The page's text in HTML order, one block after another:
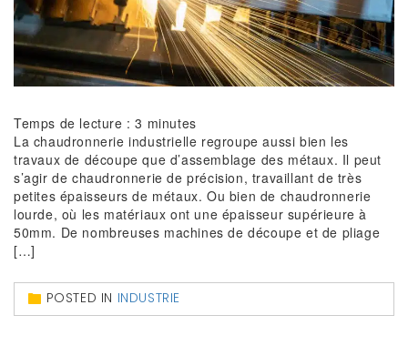
Temps de lecture :3 minutes
La chaudronnerie industrielle regroupe aussi bien les
travaux de découpe que d’assemblage des métaux. Il peut
s’agir de chaudronnerie de précision, travaillant de très
petites épaisseurs de métaux. Ou bien de chaudronnerie
lourde, où les matériaux ont une épaisseur supérieure à
50mm. De nombreuses machines de découpe et de pliage
[…]
POSTED IN INDUSTRIE